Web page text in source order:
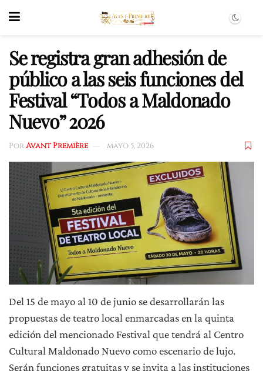
Se registra gran adhesión de
público a las seis funciones del
Festival “Todos a Maldonado
Nuevo” 2026
PorAvant Première mayo 5, 2026
Del 15 de mayo al 10 de junio se desarrollarán las
propuestas de teatro local enmarcadas en la quinta
edición del mencionado Festival que tendrá al Centro
Cultural Maldonado Nuevo como escenario de lujo.
Serán funciones gratuitas y se invita a las instituciones